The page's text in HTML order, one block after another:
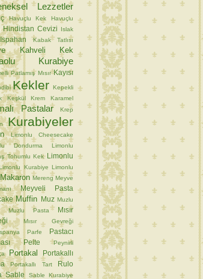
Lezzetler
Havuçlu Kek
Havuçlu
Hindistan Cevizi
Islak
Ispahan Kabak Tatlısı
Kahveli Kek
Kurabiye
Patlamış Mısır Kayısı
Kekler Kepekli
Keşkül Krem Karamel
Pastalar Krep
Kurabiyeler
Limonlu Cheesecake
Dondurma
Limonlu
Tohumlu Kek
Limonlu
Kurabiye Limonlu
Makaron Mereng Meyve
Meyveli Pasta
Muffin Muz Muzlu
Muzlu Pasta
Mısır
Mısır Gevreği
Parfe
Pastacı
Pelte
Peynirli
Portakal
Portakallı
Portakallı Tart
Rulo
Sable
Sable Kurabiye